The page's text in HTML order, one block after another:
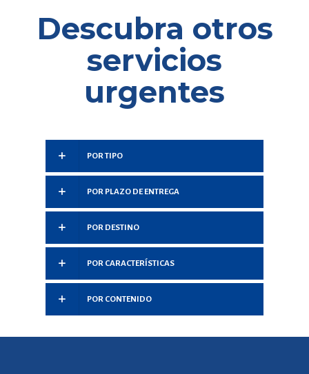
Descubra otros
servicios
urgentes
POR TIPO
POR PLAZO DE ENTREGA
POR DESTINO
POR CARACTERÍSTICAS
POR CONTENIDO